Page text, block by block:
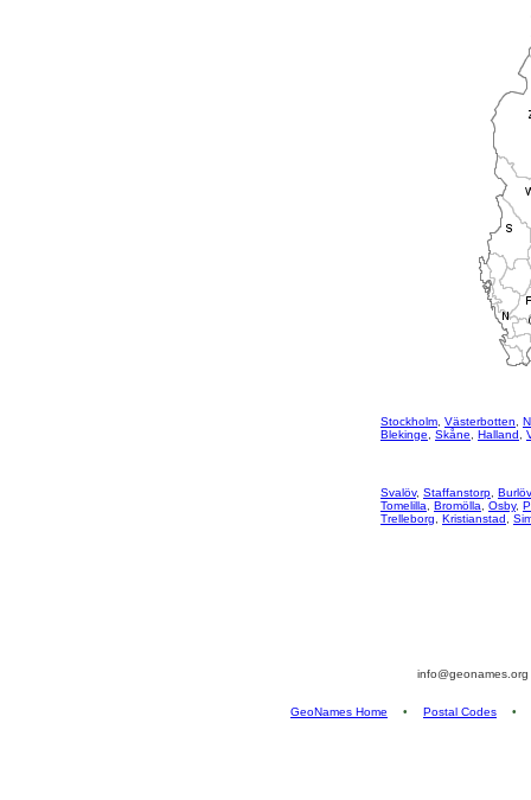
Stockholm Västerbotten
Blekinge
Skåne Halland
Svalöv, Staffanstorp Burlöv
Tomelilla
Bromölla Osby,
Trelleborg
Kristianstad
info@geonames.org
GeoNames Home • Postal Codes •